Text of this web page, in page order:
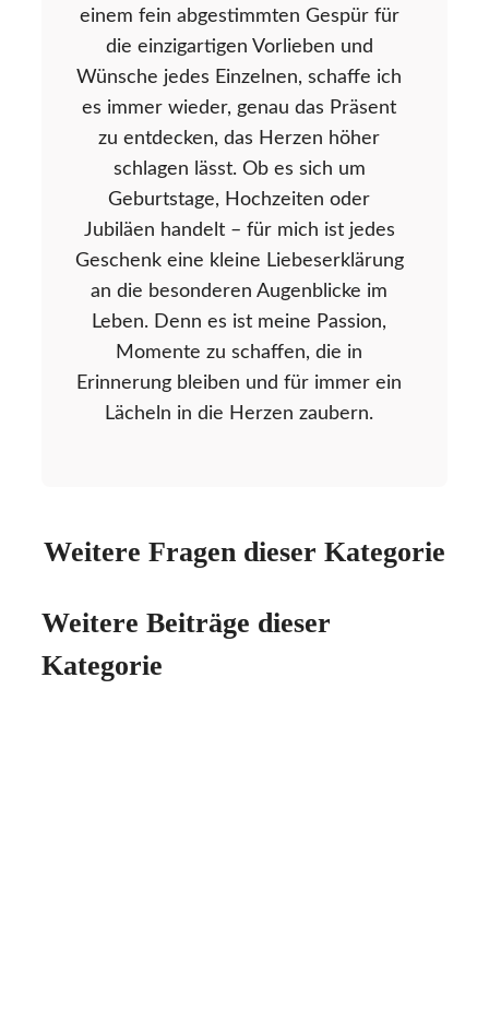
einem fein abgestimmten Gespür für
die einzigartigen Vorlieben und
Wünsche jedes Einzelnen, schaffe ich
es immer wieder, genau das Präsent
zu entdecken, das Herzen höher
schlagen lässt. Ob es sich um
Geburtstage, Hochzeiten oder
Jubiläen handelt – für mich ist jedes
Geschenk eine kleine Liebeserklärung
an die besonderen Augenblicke im
Leben. Denn es ist meine Passion,
Momente zu schaffen, die in
Erinnerung bleiben und für immer ein
Lächeln in die Herzen zaubern.
Weitere Fragen dieser Kategorie
Weitere Beiträge dieser
Kategorie